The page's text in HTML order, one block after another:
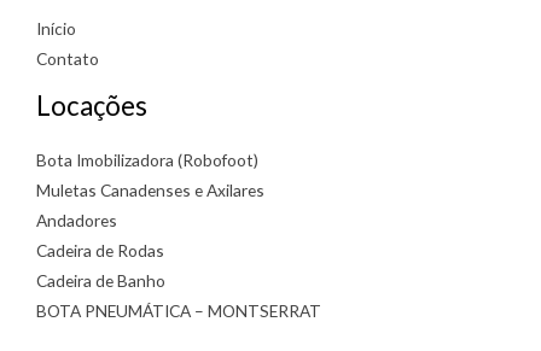
Início
Contato
Locações
Bota Imobilizadora (Robofoot)
Muletas Canadenses e Axilares
Andadores
Cadeira de Rodas
Cadeira de Banho
BOTA PNEUMÁTICA – MONTSERRAT